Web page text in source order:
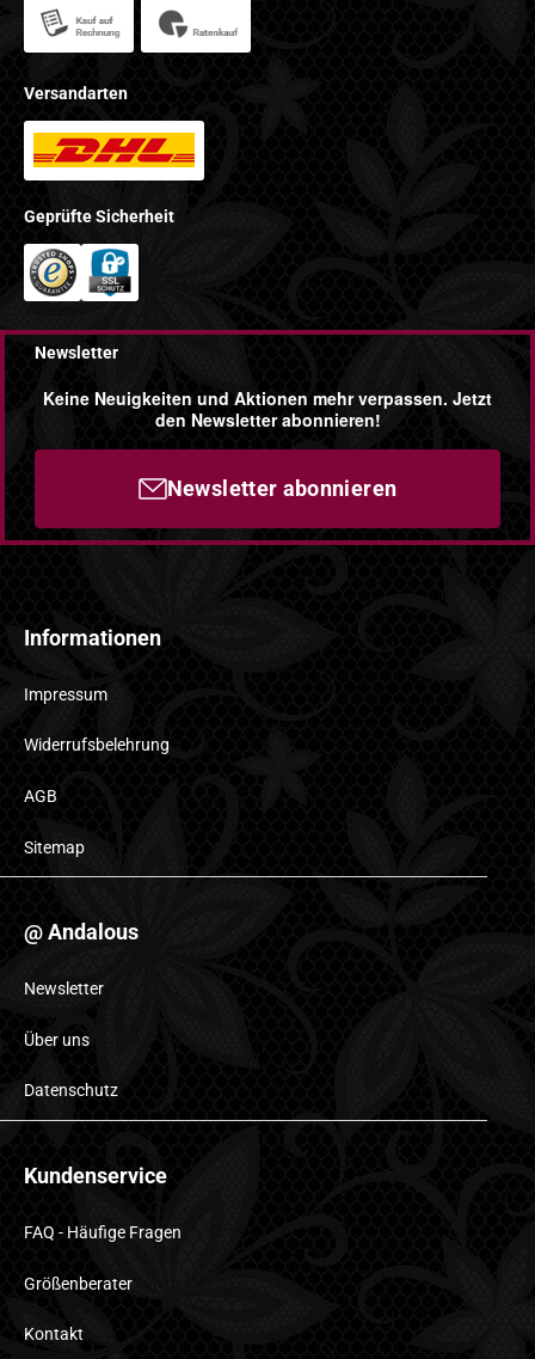
Versandarten
Geprüfte Sicherheit
Newsletter
Keine Neuigkeiten und Aktionen mehr verpassen. Jetzt
den Newsletter abonnieren!
Newsletter abonnieren
Informationen
Impressum
Widerrufsbelehrung
AGB
Sitemap
@ Andalous
Newsletter
Über uns
Datenschutz
Kundenservice
FAQ - Häufige Fragen
Größenberater
Kontakt